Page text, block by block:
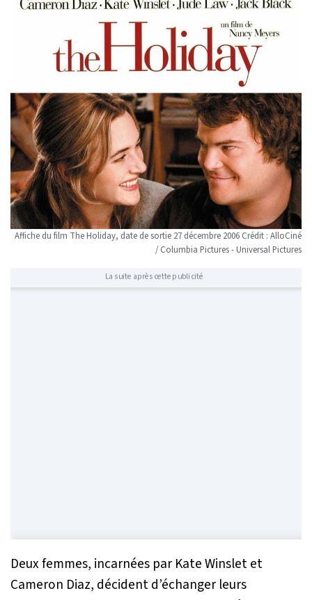
Affiche du film The Holiday, date de sortie 27 décembre 2006 Crédit : AlloCiné
/ Columbia Pictures - Universal Pictures
La suite après cette publicité
Deux femmes, incarnées par Kate Winslet et
Cameron Diaz, décident d’échanger leurs